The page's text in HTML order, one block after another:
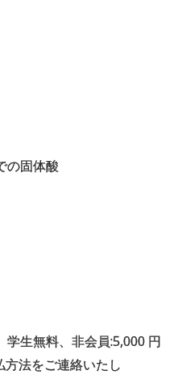
の固体酸
生無料、非会員:5,000 円
法をご連絡いたし